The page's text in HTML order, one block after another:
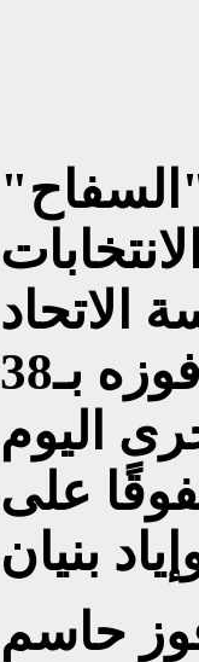
الاتحاد
العراقي لكرة القدم بعد فوزه بـ38
اليوم
على
حاسم